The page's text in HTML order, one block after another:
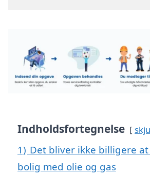
Indholdsfortegnelse
1) Det bliver ikke billigere
bolig med olie og gas